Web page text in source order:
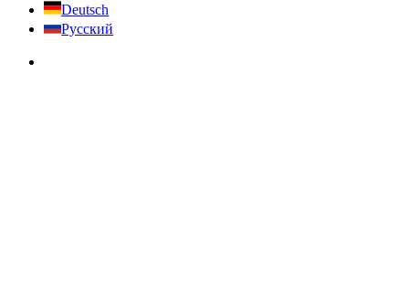
Deutsch
Русский